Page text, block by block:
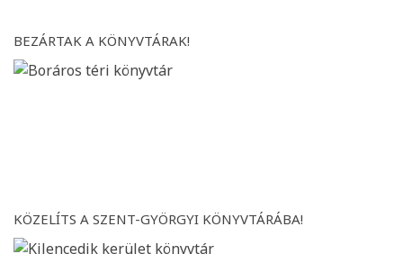
BEZÁRTAK A KÖNYVTÁRAK!
KÖZELÍTS A SZENT-GYÖRGYI KÖNYVTÁRÁBA!